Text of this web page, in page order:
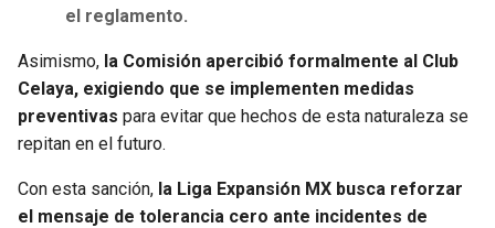
el reglamento.
Asimismo, la Comisión apercibió formalmente al Club
Celaya, exigiendo que se implementen medidas
preventivas para evitar que hechos de esta naturaleza se
repitan en el futuro.
Con esta sanción, la Liga Expansión MX busca reforzar
el mensaje de tolerancia cero ante incidentes de